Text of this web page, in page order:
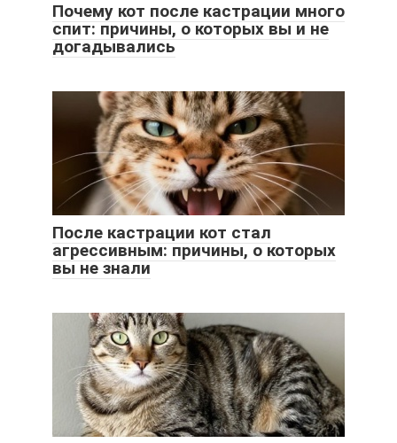
Почему кот после кастрации много
спит: причины, о которых вы и не
догадывались
После кастрации кот стал
агрессивным: причины, о которых
вы не знали